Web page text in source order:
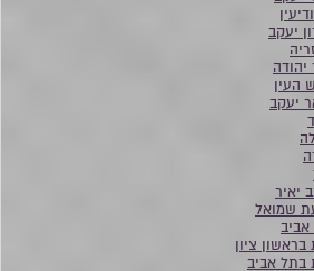
יעקב
יהודה
העין
יעקב
יאיר
שמואל
בראשון ציון
בתל אביב